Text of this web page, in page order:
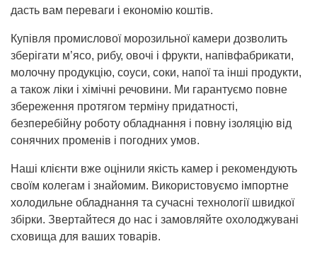
дасть вам переваги і економію коштів.
Купівля промислової морозильної камери дозволить
зберігати м’ясо, рибу, овочі і фрукти, напівфабрикати,
молочну продукцію, соуси, соки, напої та інші продукти,
а також ліки і хімічні речовини. Ми гарантуємо повне
збереження протягом терміну придатності,
безперебійну роботу обладнання і повну ізоляцію від
сонячних променів і погодних умов.
Наші клієнти вже оцінили якість камер і рекомендують
своїм колегам і знайомим. Використовуємо імпортне
холодильне обладнання та сучасні технології швидкої
збірки. Звертайтеся до нас і замовляйте охолоджувані
сховища для ваших товарів.